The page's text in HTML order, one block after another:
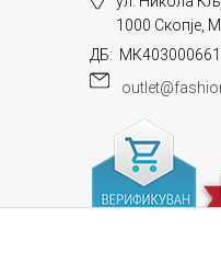
1000 Скопје,
ДБ: